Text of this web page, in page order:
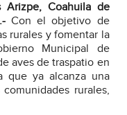
Arizpe, Coahuila de
Con el objetivo de
rurales y fomentar la
Municipal de
aves de traspatio en
que ya alcanza una
rurales,